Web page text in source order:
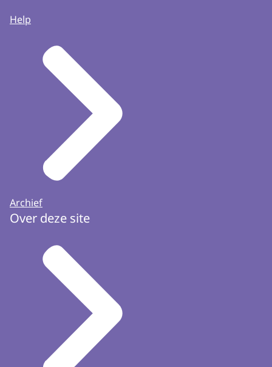
Help
Archief
Over deze site